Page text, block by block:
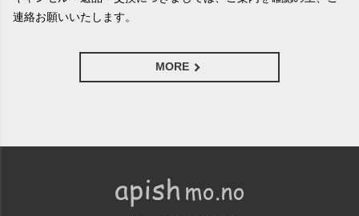
連絡お願いいたします。
MORE